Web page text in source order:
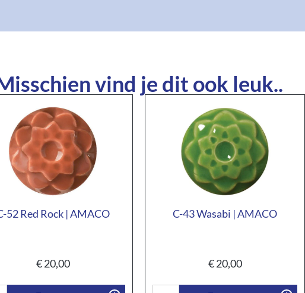
vind je dit ook leuk..
52 Red Rock | AMACO
€20,00
C-43 Wasabi | AMACO
€20,00